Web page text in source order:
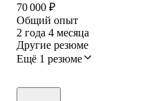
70 000 ₽
Общий опыт
2 года 4 месяца
Другие резюме
Ещё 1 резюме